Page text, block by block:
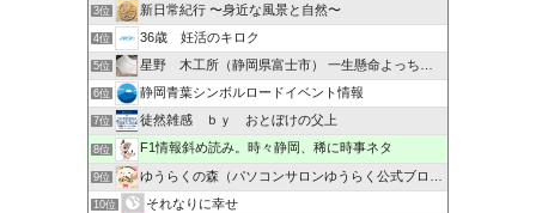
3位 新日常紀行 〜身近な風景と自然〜
4位 36歳 妊活のキロク
5位 星野 木工所（静岡県富士市） 一生懸命よっちんブログ
6位 静岡青葉シンボルロードイベント情報
7位 徒然雑感 ｂｙ おとぼけの父上
8位 F1情報斜め読み。時々静岡、稀に時事ネタ
9位 ゆうらくの森（パソコンサロンゆうらく公式ブログ）
10位 それなりに幸せ